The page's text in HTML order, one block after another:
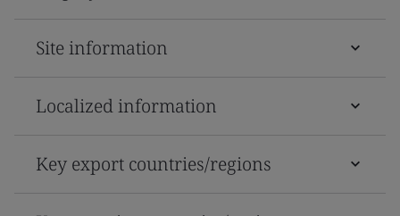
Site information
Localized information
Key export countries/regions